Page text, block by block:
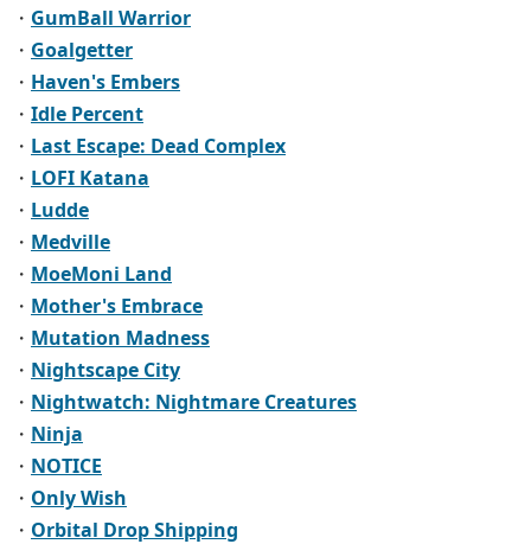
・ GumBall Warrior
・ Goalgetter
・ Haven's Embers
・ Idle Percent
・ Last Escape: Dead Complex
・ LOFI Katana
・ Ludde
・ Medville
・ MoeMoni Land
・ Mother's Embrace
・ Mutation Madness
・ Nightscape City
・ Nightwatch: Nightmare Creatures
・ Ninja
・ NOTICE
・ Only Wish
・ Orbital Drop Shipping